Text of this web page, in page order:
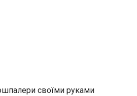
своїми руками